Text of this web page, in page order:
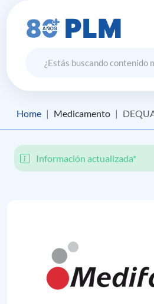
Home Medicamento
Información actualizada*